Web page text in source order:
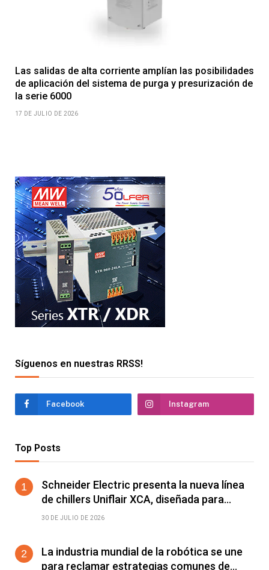
Las salidas de alta corriente amplían las posibilidades
de aplicación del sistema de purga y presurización de
la serie 6000
17 DE JULIO DE 2026
Síguenos en nuestras RRSS!
Facebook Instagram
Top Posts
Schneider Electric presenta la nueva línea
de chillers Uniflair XCA, diseñada para
mejorar el rendimiento energético y la
30 DE JULIO DE 2026
La industria mundial de la robótica se une
para reclamar estrategias comunes de